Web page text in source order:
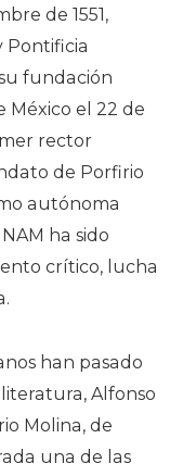
de 1551,
Pontificia
fundación
México el 22 de
rector
de Porfirio
autónoma
ha sido
crítico, lucha
han pasado
Alfonso
Molina, de
una de las